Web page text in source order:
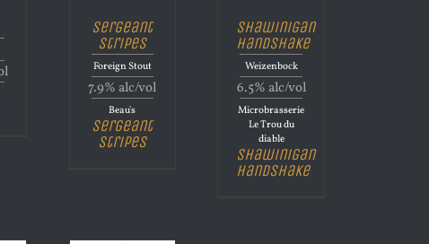
Sergeant
Stripes
Foreign Stout
7.9% alc/vol
Beau's
Sergeant
Stripes
Shawinigan
Handshake
Weizenbock
6.5% alc/vol
Microbrasserie
Le Trou du
diable
Shawinigan
Handshake